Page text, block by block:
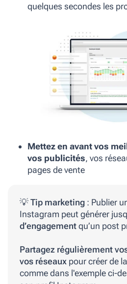
quelques secondes les
Mettez en avant vos
vos publicités, vos
pages de vente
💡Tip marketing : Publier
Instagram peut générer
d’engagementqu’un post
Partagez régulièrement
vos réseaux pour créer de
comme dans l'exemple ci-